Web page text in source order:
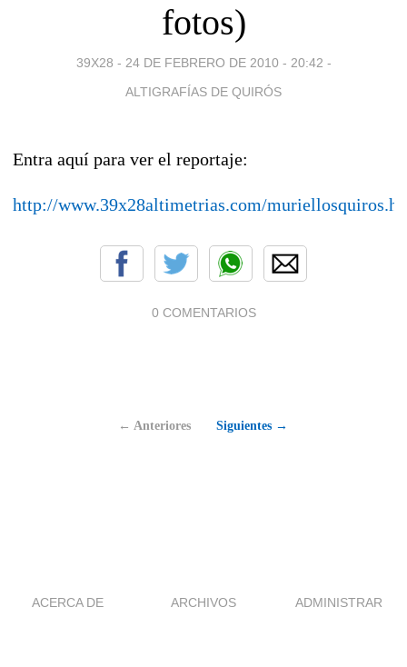
fotos)
39X28 - 24 DE FEBRERO DE 2010 - 20:42 -
ALTIGRAFÍAS DE QUIRÓS
Entra aquí para ver el reportaje:
http://www.39x28altimetrias.com/
0 COMENTARIOS
← Anteriores Siguientes →
ACERCA DE ARCHIVOS ADMINISTRAR